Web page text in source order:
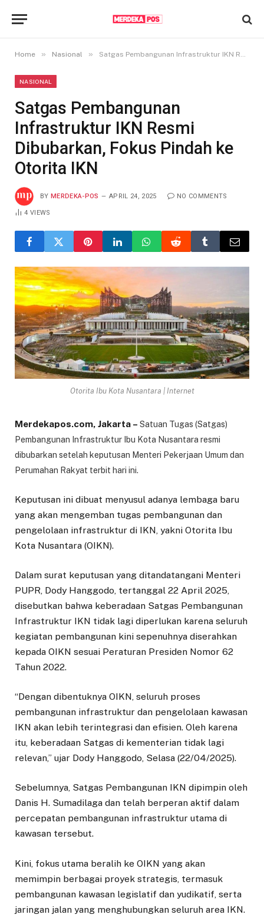
Home » Nasional » Satgas Pembangunan Infrastruktur IKN Resmi Dibubarkan, Fokus Pindah ke Otorita IKN
NASIONAL
Satgas Pembangunan
Infrastruktur IKN Resmi
Dibubarkan, Fokus Pindah ke
Otorita IKN
BY MERDEKA-POS APRIL 24, 2025 NO COMMENTS
4VIEWS
Otorita Ibu Kota Nusantara | Internet
Merdekapos.com, Jakarta – Satuan Tugas (Satgas)
Pembangunan Infrastruktur Ibu Kota Nusantara resmi
dibubarkan setelah keputusan Menteri Pekerjaan Umum dan
Perumahan Rakyat terbit hari ini.
Keputusan ini dibuat menyusul adanya lembaga baru
yang akan mengemban tugas pembangunan dan
pengelolaan infrastruktur di IKN, yakni Otorita Ibu
Kota Nusantara (OIKN).
Dalam surat keputusan yang ditandatangani Menteri
PUPR, Dody Hanggodo, tertanggal 22 April 2025,
disebutkan bahwa keberadaan Satgas Pembangunan
Infrastruktur IKN tidak lagi diperlukan karena seluruh
kegiatan pembangunan kini sepenuhnya diserahkan
kepada OIKN sesuai Peraturan Presiden Nomor 62
Tahun 2022.
“Dengan dibentuknya OIKN, seluruh proses
pembangunan infrastruktur dan pengelolaan kawasan
IKN akan lebih terintegrasi dan efisien. Oleh karena
itu, keberadaan Satgas di kementerian tidak lagi
relevan,” ujar Dody Hanggodo, Selasa (22/04/2025).
Sebelumnya, Satgas Pembangunan IKN dipimpin oleh
Danis H. Sumadilaga dan telah berperan aktif dalam
percepatan pembangunan infrastruktur utama di
kawasan tersebut.
Kini, fokus utama beralih ke OIKN yang akan
memimpin berbagai proyek strategis, termasuk
pembangunan kawasan legislatif dan yudikatif, serta
jaringan jalan yang menghubungkan seluruh area IKN.